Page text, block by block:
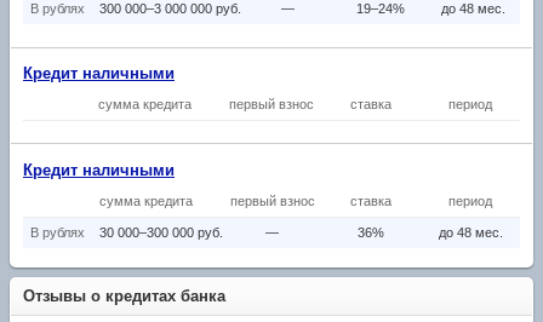
В рублях 300 000–3 000 000 руб. — 19–24% до 48 мес.
Кредит наличными
сумма кредита первый взнос ставка период
Кредит наличными
сумма кредита первый взнос ставка период
В рублях 30 000–300 000 руб. — 36% до 48 мес.
Отзывы о кредитах банка